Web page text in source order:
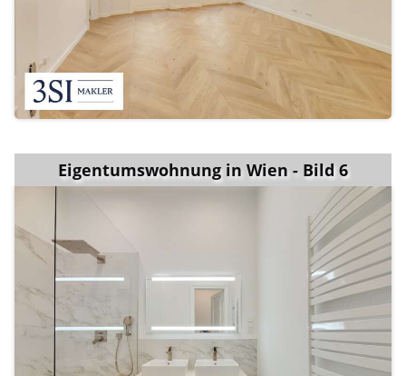
Eigentumswohnung in Wien - Bild 6